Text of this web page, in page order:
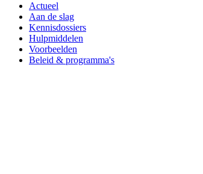
Actueel
Aan de slag
Kennisdossiers
Hulpmiddelen
Voorbeelden
Beleid & programma's